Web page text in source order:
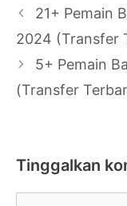
Navigasi
Tulisan
21+ Pemain
2024 (Transfer
5+ Pemain
(Transfer
Tinggalkan